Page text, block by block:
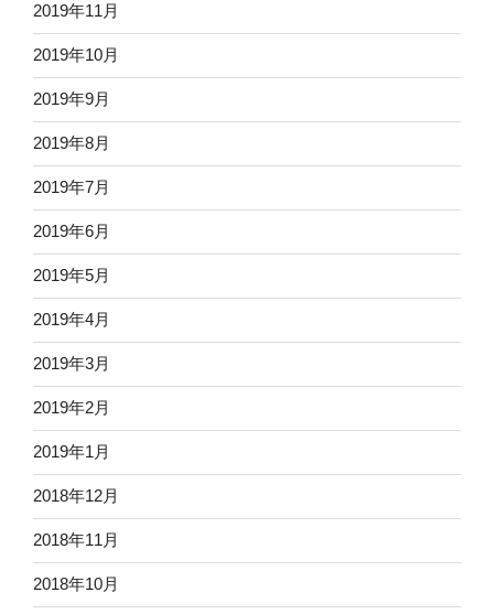
2019年11月
2019年10月
2019年9月
2019年8月
2019年7月
2019年6月
2019年5月
2019年4月
2019年3月
2019年2月
2019年1月
2018年12月
2018年11月
2018年10月